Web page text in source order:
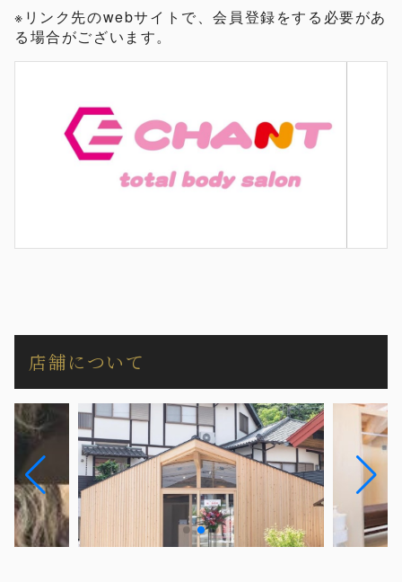
※リンク先のwebサイトで、会員登録をする必要があ
る場合がございます。
店舗について